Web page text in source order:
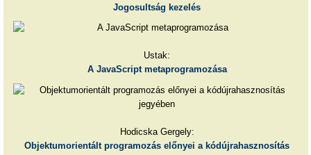
Jogosultság kezelés
Ustak:
A JavaScript metaprogramozása
Hodicska Gergely:
Objektumorientált programozás előnyei a kódújrahasznosítás